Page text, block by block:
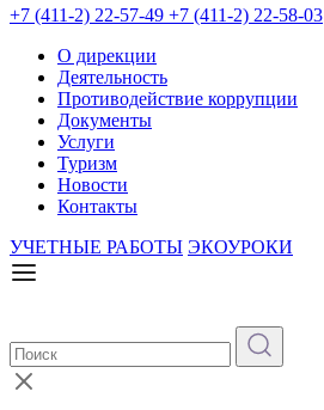
+7 (411-2) 22-57-49 +7 (411-2) 22-58-03
О дирекции
Деятельность
Противодействие коррупции
Документы
Услуги
Туризм
Новости
Контакты
УЧЕТНЫЕ РАБОТЫ ЭКОУРОКИ